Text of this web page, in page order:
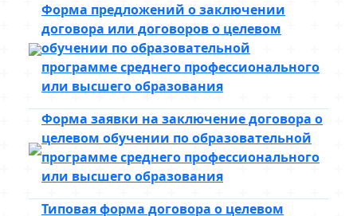
Форма предложений о заключении
договора или договоров о целевом
обучении по образовательной
программе среднего профессионального
или высшего образования
Форма заявки на заключение договора о
целевом обучении по образовательной
программе среднего профессионального
или высшего образования
Типовая форма договора о целевом